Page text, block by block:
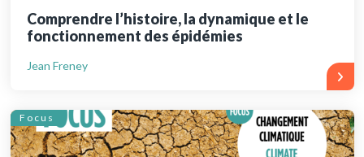
Comprendre l’histoire, la dynamique et le
fonctionnement des épidémies
Jean Freney
Focus